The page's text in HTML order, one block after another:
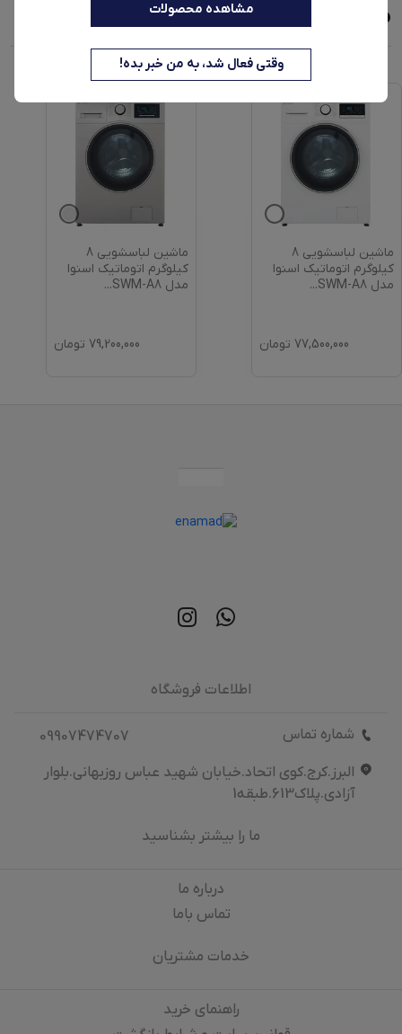
مشاهده محصولات
وقتی فعال شد، به من خبر بده!
محصولات مشابه
ماشین لباسشویی 8
کیلوگرم اتوماتیک اسنوا
مدل SWM-A8
...
77,500,000 تومان
ماشین لباسشویی 8
کیلوگرم اتوماتیک اسنوا
مدل SWM-A8
...
79,200,000 تومان
اطلاعات فروشگاه
شماره تماس
09907474707
البرز.کرج.کوی اتحاد.خیابان شهید عباس روزبهانی.بلوار
آزادی.پلاک613.طبقه1
ما را بیشتر بشناسید
درباره‌ ما
تماس باما
خدمات مشتریان
راهنمای خرید